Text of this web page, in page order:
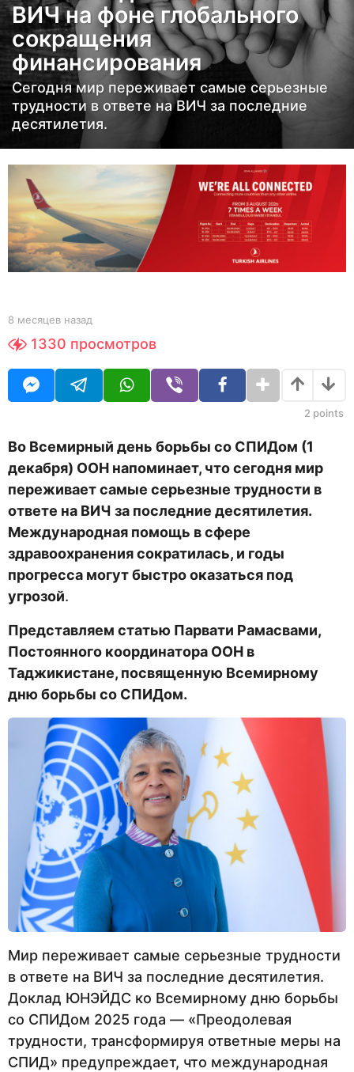
ц
е
в
н
а
з
д
м
е
с
я
е
в
н
з
д
ВИЧ на фоне глобального
сокращения
финансирования
Сегодня мир переживает самые серьезные
трудности в ответе на ВИЧ за последние
десятилетия.
b
Y
8 месяцев назад
е
а
з
а
1330 просмотров
2 points
Во Всемирный день борьбы со СПИДом (1
декабря) ООН напоминает, что сегодня мир
переживает самые серьезные трудности в
ответе на ВИЧ за последние десятилетия.
Международная помощь в сфере
здравоохранения сократилась, и годы
прогресса могут быстро оказаться под
угрозой.
Представляем статью Парвати Рамасвами,
Постоянного координатора ООН в
Таджикистане, посвященную Всемирному
дню борьбы со СПИДом.
Мир переживает самые серьезные трудности
в ответе на ВИЧ за последние десятилетия.
Доклад ЮНЭЙДС ко Всемирному дню борьбы
со СПИДом 2025 года — «Преодолевая
трудности, трансформируя ответные меры на
СПИД» предупреждает, что международная